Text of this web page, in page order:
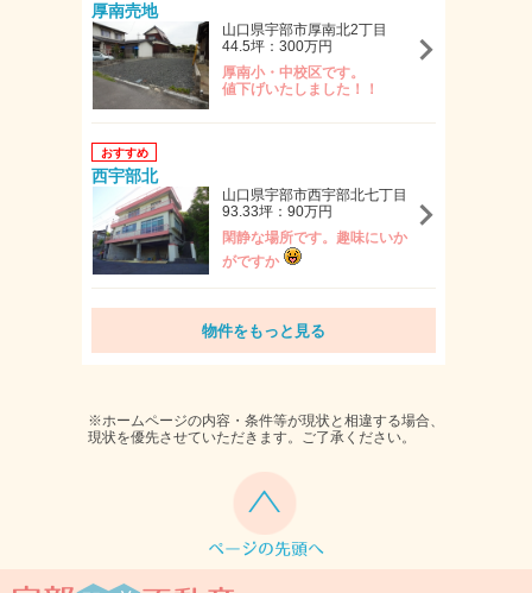
厚南売地
山口県宇部市厚南北2丁目
44.5坪：300万円
厚南小・中校区です。
値下げいたしました！！
おすすめ
西宇部北
山口県宇部市西宇部北七丁目
93.33坪：90万円
閑静な場所です。趣味にいか
がですか
物件をもっと見る
※ホームページの内容・条件等が現状と相違する場合、
現状を優先させていただきます。ご了承ください。
戻る